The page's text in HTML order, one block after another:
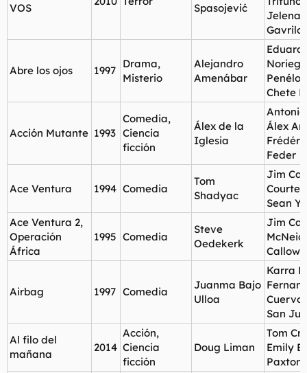
VOS
Spasojević
Jelena
Abre los ojos 1997
Drama,
Misterio
Alejandro
Amenábar
Chete
Acción Mutante 1993
Comedia,
Ciencia
ficción
Álex de la
Iglesia
Antonio
Álex
Feder
Ace Ventura 1994 Comedia
Tom
Shadyac
Jim
Sean
Ace Ventura 2,
Operación
África
1995 Comedia
Steve
Oedekerk
Jim
Callow
Airbag 1997 Comedia
Juanma Bajo
Ulloa
Karra
San
Al filo del
mañana
2014
Acción,
Ciencia
ficción
Doug Liman
Tom
Emily
Paxton